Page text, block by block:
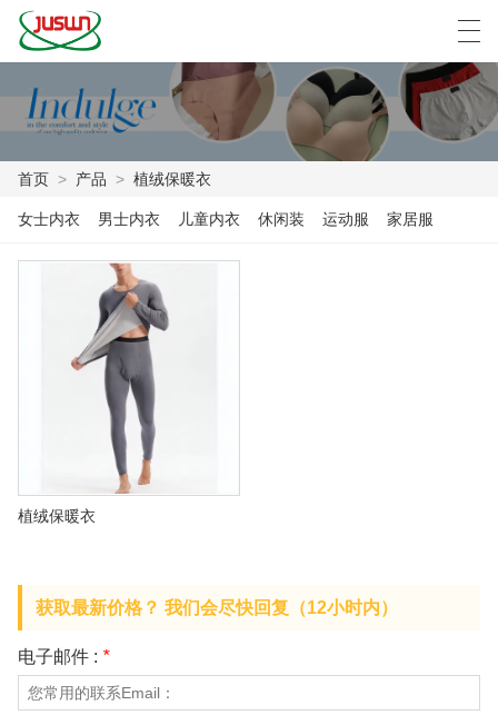
首页
产品
关于我们
Deutsch English Español
首页 > 产品 > 植绒保暖衣
女士内衣 男士内衣 儿童内衣 休闲装 运动服 家居服
植绒保暖衣
获取最新价格？ 我们会尽快回复（12小时内）
电子邮件 : *